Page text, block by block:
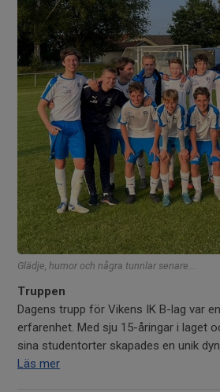
Glädje, humor och några tunnlar senare...
Truppen
Dagens trupp för Vikens IK B-lag var
erfarenhet. Med sju 15-åringar i laget
sina studentorter skapades en unik
Läs mer